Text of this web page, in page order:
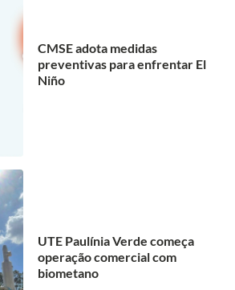
CMSE adota medidas
preventivas para enfrentar El
Niño
UTE Paulínia Verde começa
operação comercial com
biometano